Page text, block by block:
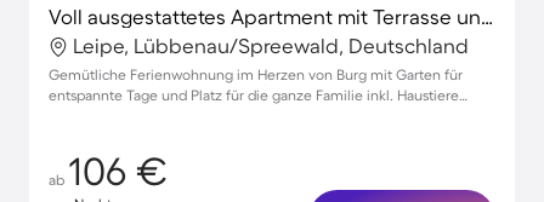
Voll ausgestattetes Apartment mit Terrasse und Garten | Haustierfreundlich
Leipe, Lübbenau/Spreewald, Deutschland
Gemütliche Ferienwohnung im Herzen von Burg mit Garten für
entspannte Tage und Platz für die ganze Familie inkl. Haustiere
ab 106 €